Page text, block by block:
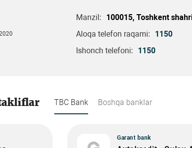
Manzil:
100015, Toshkent
Aloqa telefon raqami:
1150
Ishonch telefoni:
1150
TBC Bank Boshqa banklar
Garant bank